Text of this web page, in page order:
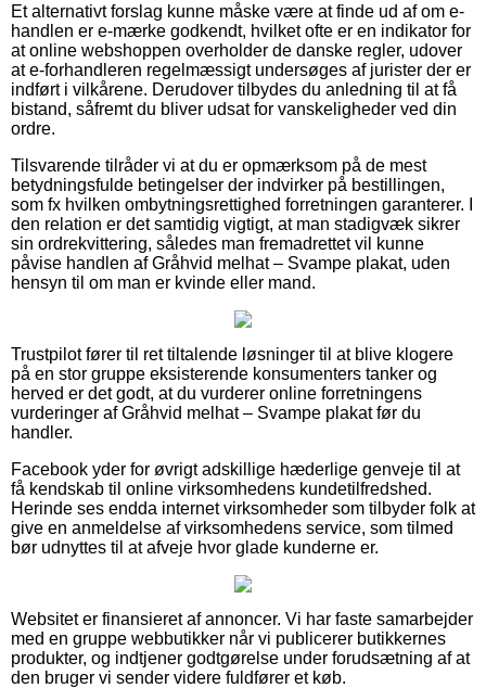
Et alternativt forslag kunne måske være at finde ud af om e-
handlen er e-mærke godkendt, hvilket ofte er en indikator for
at online webshoppen overholder de danske regler, udover
at e-forhandleren regelmæssigt undersøges af jurister der er
indført i vilkårene. Derudover tilbydes du anledning til at få
bistand, såfremt du bliver udsat for vanskeligheder ved din
ordre.
Tilsvarende tilråder vi at du er opmærksom på de mest
betydningsfulde betingelser der indvirker på bestillingen,
som fx hvilken ombytningsrettighed forretningen garanterer. I
den relation er det samtidig vigtigt, at man stadigvæk sikrer
sin ordrekvittering, således man fremadrettet vil kunne
påvise handlen af Gråhvid melhat – Svampe plakat, uden
hensyn til om man er kvinde eller mand.
Trustpilot fører til ret tiltalende løsninger til at blive klogere
på en stor gruppe eksisterende konsumenters tanker og
herved er det godt, at du vurderer online forretningens
vurderinger af Gråhvid melhat – Svampe plakat før du
handler.
Facebook yder for øvrigt adskillige hæderlige genveje til at
få kendskab til online virksomhedens kundetilfredshed.
Herinde ses endda internet virksomheder som tilbyder folk at
give en anmeldelse af virksomhedens service, som tilmed
bør udnyttes til at afveje hvor glade kunderne er.
Websitet er finansieret af annoncer. Vi har faste samarbejder
med en gruppe webbutikker når vi publicerer butikkernes
produkter, og indtjener godtgørelse under forudsætning af at
den bruger vi sender videre fuldfører et køb.